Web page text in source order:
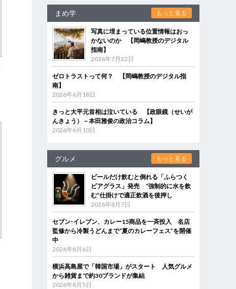
まめ学 もっと見る
写真に埋まっている位置情報はおっ
かないのか 【岡嶋教授のデジタル
指南】
2026年7月22日
ゼロトラストって何？ 【岡嶋教授のデジタル指
南】
2026年6月18日
きっと大平元首相は泣いている 【政眼鏡（せいが
んきょう）－本田雅俊の政治コラム】
2026年6月10日
グルメ もっと見る
ビールだけ飲むと倒れる「ふらつく
ビアグラス」発売 “強制的に水を飲
む”仕掛けで適正飲酒を後押し
2026年8月7日
セブン‐イレブン、カレー15商品を一斉投入 名店
監修から冷製うどんまで“夏のカレーフェス”を開催
中
2026年8月6日
横浜高島屋で「韓国市場」がスタート 人気グルメ
から雑貨まで約30ブランドが集結
2026年8月5日